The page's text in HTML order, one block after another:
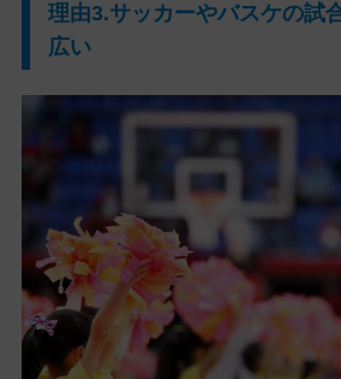
理由3.サッカーやバスケの試
広い